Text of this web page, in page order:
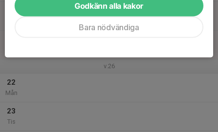
20
v.26
22
Mån
23
Tis
Godkänn alla kakor
Bara nödvändiga